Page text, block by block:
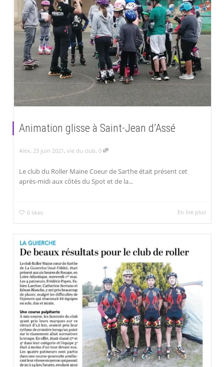
Animation glisse à Saint-Jean d’Assé
Alex, 23 juin 2021 , vie du club, 0
Le club du Roller Maine Coeur de Sarthe était présent cet
après-midi aux côtés du Spot et de la...
0 likes En lire plus